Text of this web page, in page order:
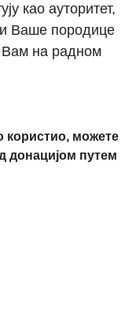
као ауторитет,
Ваше породице
Вам на радном
користио, можете
донацијом путем